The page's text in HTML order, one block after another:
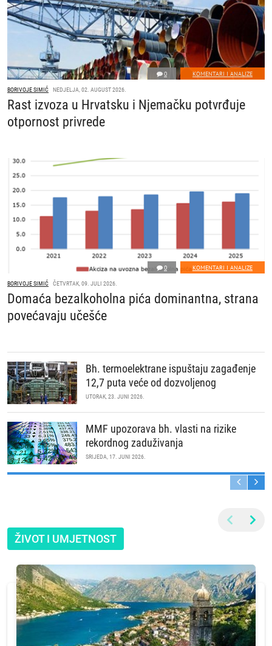
0 KOMENTARI I ANALIZE
BORIVOJE SIMIĆ NEDJELJA, 02. AUGUST 2026.
Rast izvoza u Hrvatsku i Njemačku potvrđuje
otpornost privrede
0 KOMENTARI I ANALIZE
BORIVOJE SIMIĆ ČETVRTAK, 09. JULI 2026.
Domaća bezalkoholna pića dominantna, strana
povećavaju učešće
Bh. termoelektrane ispuštaju zagađenje
12,7 puta veće od dozvoljenog
UTORAK, 23. JUNI 2026.
MMF upozorava bh. vlasti na rizike
rekordnog zaduživanja
SRIJEDA, 17. JUNI 2026.
ŽIVOT I UMJETNOST